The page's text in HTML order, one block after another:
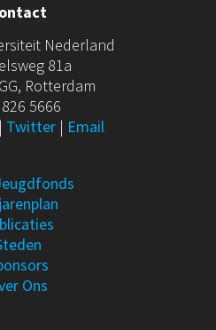
Nederland
81a
Rotterdam
5666
| Twitter | Email
Ons